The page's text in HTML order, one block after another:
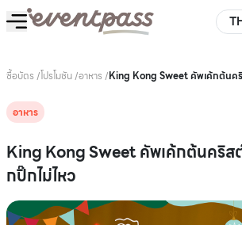
ซื้อบัตร /โปรโมชัน/อาหาร /King Kong Sweet คัพเค้กต้นค
อาหาร
King Kong Sweet คัพเค้กต้นคริส
กปิ๊กไม่ไหว